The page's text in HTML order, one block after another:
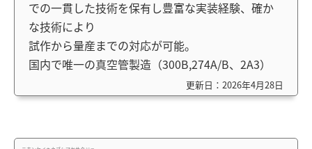
での一貫した技術を保有し豊富な実装経験、確か
な技術により
試作から量産までの対応が可能。
国内で唯一の真空管製造（300B,274A/B、2A3）
更新日：2026年4月28日